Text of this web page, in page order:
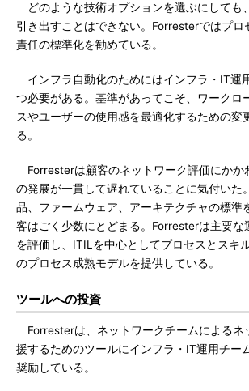
どのような技術オプションを選ぶにしても
引き出すことはできない。Forresterではプロ
責任の標準化を勧めている。
インフラ自動化のためにはインフラ・IT運
つ必要がある。基準があってこそ、ワークロ
スやユーザーの使用感を最適化するための変
る。
Forresterは顧客のネットワーク評価にかか
の発展が一貫して遅れていることに気付いた
品、ファームウェア、アーキテクチャの標準
客はごく少数にとどまる。Forresterは主要な
を評価し、ITILを中心としてプロセスとスキ
のプロセス成熟モデルを提供している。
ツールへの投資
Forresterは、ネットワークチームによるネ
援するためのツールにインフラ・IT運用チー
奨励している。